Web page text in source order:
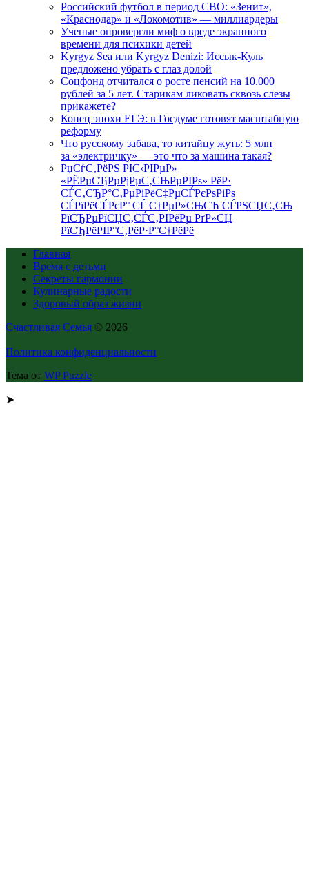
Российский футбол в период СВО: «Зенит»,
«Краснодар» и «Локомотив» — миллиардеры
Ученые опровергли миф о вреде экранного
времени для психики детей
Kyrgyz Sea или Kyrgyz Denizi: Иссык-Куль
предложено убрать с глаз долой
Соцфонд отчитался о росте пенсий на 10.000
рублей за 5 лет. Старикам ликовать сквозь слезы
прикажете?
Конец эпохи ЕГЭ: в Госдуме готовят масштабную
реформу
Что русскому забава, то китайцу жуть: 5 млн
за «электричку» — это что за машина такая?
РџСѓС‚РёРЅ РІС‹РІРµР»
«РЁРµСЂРµРјРµС‚СЊРµРІРѕ» РёР·
СЃС‚СЂР°С‚РµРіРёС‡РµСЃРєРѕРіРѕ
СЃРїРёСЃРєР° СЃ С†РµР»СЊСЋ СЃРЅСЏС‚СЊ
РїСЂРµРїСЏС‚СЃС‚РІРёРµ РґР»СЏ
РїСЂРёРІР°С‚РёР·Р°С†РёРё
Главная
Время с детьми
Секреты гармонии
Кулинарные радости
Здоровый образ жизни
Счастливая Семья © 2026
Политика конфиденциальности
Тема от WP Puzzle
➤